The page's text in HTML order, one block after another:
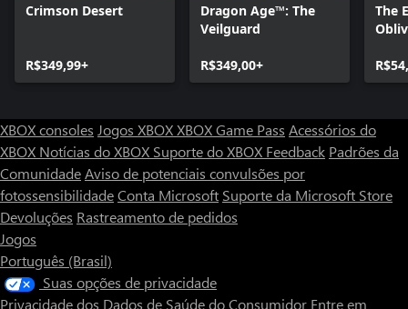
Crimson Desert
R$349,99+
Dragon Age™: The
Veilguard
R$349,00+
The
XBOX consoles Jogos XBOXXBOX Game Pass Acessórios do
XBOX Notícias do XBOX Suporte do XBOX Feedback Padrões da
ComunidadeAviso de potenciais convulsões por
fotossensibilidadeConta Microsoft Suporte da Microsoft Store
Devoluções Rastreamento de pedidos
Jogos
Português (Brasil)
Suas opções de privacidade
Privacidade dos Dados de Saúde do Consumidor Entre em